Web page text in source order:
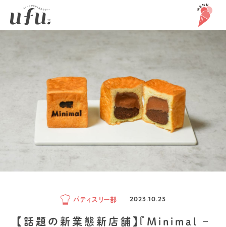
パティスリー部 2023.10.23
【話題の新業態新店舗】『Minimal –